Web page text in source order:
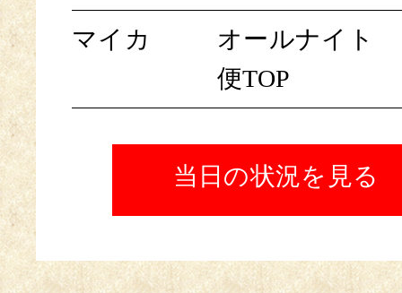
マイカ
オールナイト
便TOP
当日の状況を見る